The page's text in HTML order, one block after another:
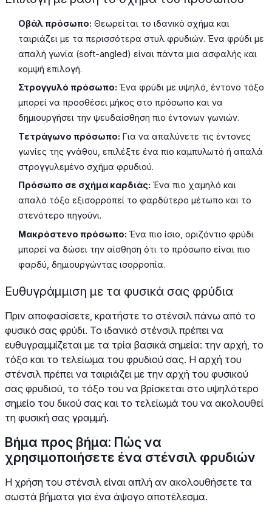
Οβάλ πρόσωπο: Θεωρείται το ιδανικό σχήμα και
ταιριάζει με τα περισσότερα στυλ φρυδιών. Ένα φρύδι με
απαλή γωνία (soft-angled) είναι πάντα μια ασφαλής και
κομψή επιλογή.
Στρογγυλό πρόσωπο: Ένα φρύδι με υψηλό, έντονο τόξο
μπορεί να προσθέσει μήκος στο πρόσωπο και να
δημιουργήσει την ψευδαίσθηση πιο έντονων γωνιών.
Τετράγωνο πρόσωπο: Για να απαλύνετε τις έντονες
γωνίες της γνάθου, επιλέξτε ένα πιο καμπυλωτό ή απαλά
στρογγυλεμένο σχήμα φρυδιού.
Πρόσωπο σε σχήμα καρδιάς: Ένα πιο χαμηλό και
απαλό τόξο εξισορροπεί το φαρδύτερο μέτωπο και το
στενότερο πηγούνι.
Μακρόστενο πρόσωπο: Ένα πιο ίσιο, οριζόντιο φρύδι
μπορεί να δώσει την αίσθηση ότι το πρόσωπο είναι πιο
φαρδύ, δημιουργώντας ισορροπία.
Ευθυγράμμιση με τα φυσικά σας φρύδια
Πριν αποφασίσετε, κρατήστε το στένσιλ πάνω από το
φυσικό σας φρύδι. Το ιδανικό στένσιλ πρέπει να
ευθυγραμμίζεται με τα τρία βασικά σημεία: την αρχή, το
τόξο και το τελείωμα του φρυδιού σας. Η αρχή του
στένσιλ πρέπει να ταιριάζει με την αρχή του φυσικού
σας φρυδιού, το τόξο του να βρίσκεται στο υψηλότερο
σημείο του δικού σας και το τελείωμά του να ακολουθεί
τη φυσική σας γραμμή.
Βήμα προς βήμα: Πώς να
χρησιμοποιήσετε ένα στένσιλ φρυδιών
Η χρήση του στένσιλ είναι απλή αν ακολουθήσετε τα
σωστά βήματα για ένα άψογο αποτέλεσμα.